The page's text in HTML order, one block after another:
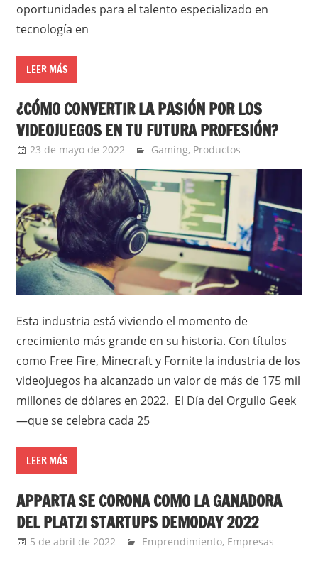
oportunidades para el talento especializado en
tecnología en
LEER MÁS
¿CÓMO CONVERTIR LA PASIÓN POR LOS
VIDEOJUEGOS EN TU FUTURA PROFESIÓN?
23 de mayo de 2022 Ernesto Herrera
Gaming, Productos
Esta industria está viviendo el momento de
crecimiento más grande en su historia. Con títulos
como Free Fire, Minecraft y Fornite la industria de los
videojuegos ha alcanzado un valor de más de 175 mil
millones de dólares en 2022. El Día del Orgullo Geek
—que se celebra cada 25
LEER MÁS
APPARTA SE CORONA COMO LA GANADORA
DEL PLATZI STARTUPS DEMODAY 2022
5 de abril de 2022 Ernesto Herrera
Emprendimiento, Empresas